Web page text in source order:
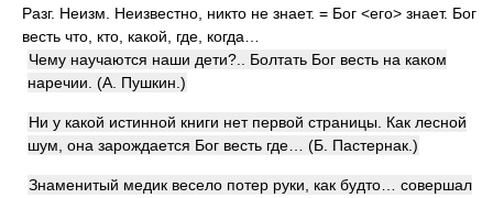
Разг. Неизм. Неизвестно, никто не знает. = Бог <его> знает. Бог
весть что, кто, какой, где, когда…
Чему научаются наши дети?.. Болтать Бог весть на каком
наречии. (А. Пушкин.)
Ни у какой истинной книги нет первой страницы. Как лесной
шум, она зарождается Бог весть где… (Б. Пастернак.)
Знаменитый медик весело потер руки, как будто… совершал